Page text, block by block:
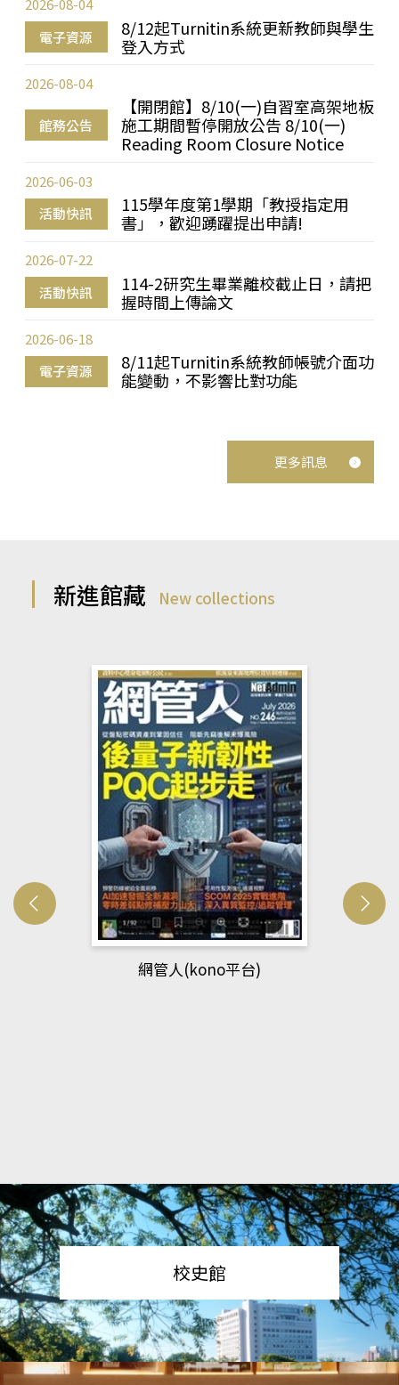
電子資源
8/12起Turnitin系統更新教師與學生
登入方式
2026-08-04
館務公告
【開閉館】8/10(一)自習室高架地板
施工期間暫停開放公告 8/10(一)
Reading Room Closure Notice
2026-08-04
活動快訊
115學年度第1學期「教授指定用
書」，歡迎踴躍提出申請!
2026-06-03
活動快訊
114-2研究生畢業離校截止日，請把
握時間上傳論文
2026-07-22
電子資源
8/11起Turnitin系統教師帳號介面功
能變動，不影響比對功能
2026-06-18
更多訊息
新進館藏 New collections
網管人(kono平台)
校史館